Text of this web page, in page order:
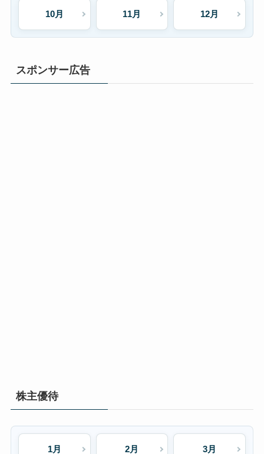
10月 11月 12月
スポンサー広告
株主優待
1月 2月 3月